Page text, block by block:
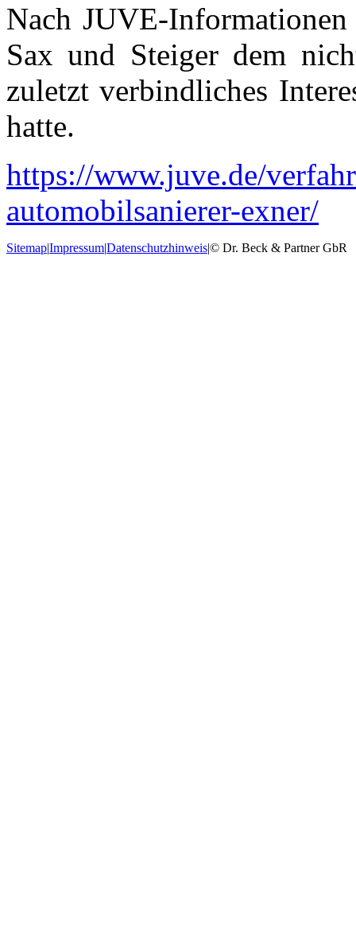
Nach JUVE-
Sax und Steiger dem
zuletzt verbindliches
hatte.
https://www.juve.de/
automobilsanierer-exner/
Sitemap|Impressum|Datenschutzhinweis|© Dr. Beck & Partner GbR